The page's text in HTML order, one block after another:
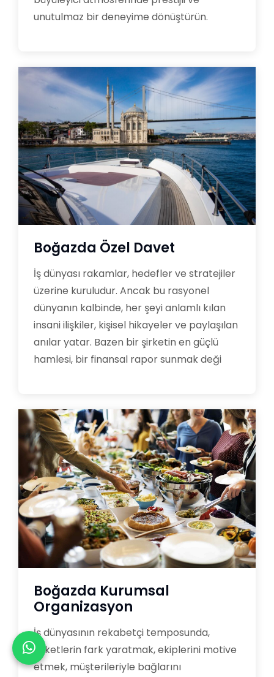
unutulmaz bir deneyime dönüştürün.
Boğazda Özel Davet
İş dünyası rakamlar, hedefler ve stratejiler
üzerine kuruludur. Ancak bu rasyonel
dünyanın kalbinde, her şeyi anlamlı kılan
insani ilişkiler, kişisel hikayeler ve paylaşılan
anılar yatar. Bazen bir şirketin en güçlü
hamlesi, bir finansal rapor sunmak deği
Boğazda Kurumsal
Organizasyon
İş dünyasının rekabetçi temposunda,
şirketlerin fark yaratmak, ekiplerini motive
etmek, müşterileriyle bağlarını